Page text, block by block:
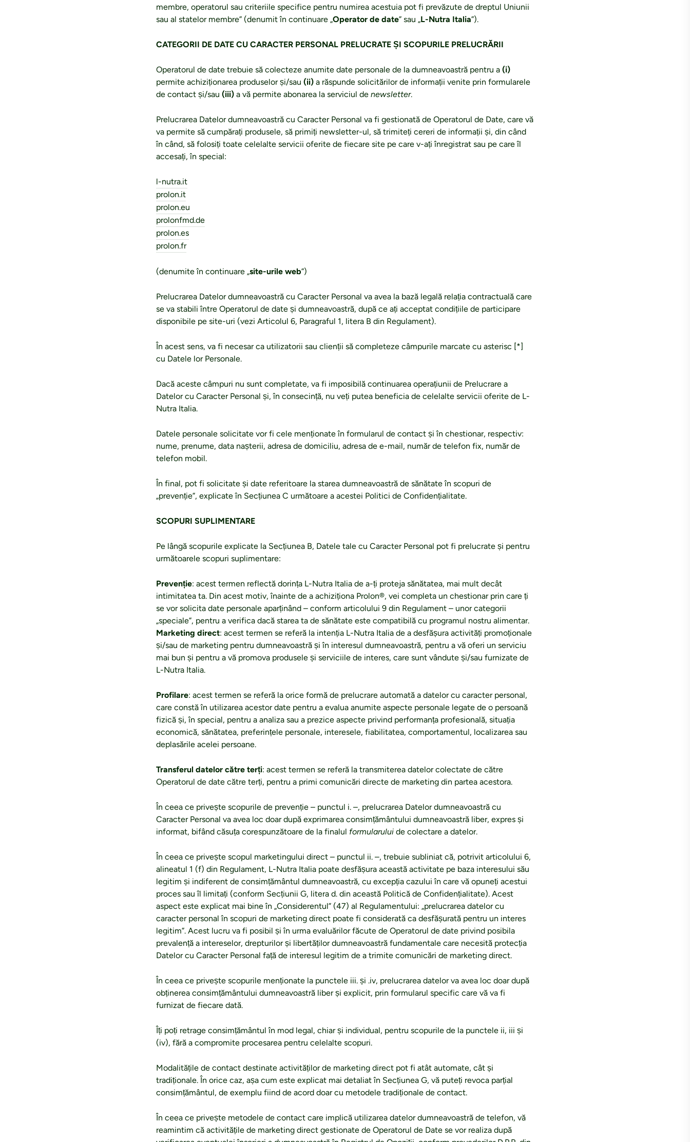
membre, operatorul sau criteriile specifice pentru numirea acestuia pot fi prevăzute de dreptul Uniunii
sau al statelor membre” (denumit în continuare „Operator de date” sau „L-Nutra Italia”).
CATEGORII DE DATE CU CARACTER PERSONAL PRELUCRATE ȘI SCOPURILE PRELUCRĂRII
Operatorul de date trebuie să colecteze anumite date personale de la dumneavoastră pentru a (i)
permite achiziționarea produselor și/sau (ii) a răspunde solicitărilor de informații venite prin formularele
de contact și/sau (iii) a vă permite abonarea la serviciul de newsletter.
Prelucrarea Datelor dumneavoastră cu Caracter Personal va fi gestionată de Operatorul de Date, care vă
va permite să cumpărați produsele, să primiți newsletter-ul, să trimiteți cereri de informații și, din când
în când, să folosiți toate celelalte servicii oferite de fiecare site pe care v-ați înregistrat sau pe care îl
accesați, în special:
l-nutra.it
prolon.it
prolon.eu
prolonfmd.de
prolon.es
prolon.fr
(denumite în continuare „site-urile web”)
Prelucrarea Datelor dumneavoastră cu Caracter Personal va avea la bază legală relația contractuală care
se va stabili între Operatorul de date și dumneavoastră, după ce ați acceptat condițiile de participare
disponibile pe site-uri (vezi Articolul 6, Paragraful 1, litera B din Regulament).
În acest sens, va fi necesar ca utilizatorii sau clienții să completeze câmpurile marcate cu asterisc [*]
cu Datele lor Personale.
Dacă aceste câmpuri nu sunt completate, va fi imposibilă continuarea operațiunii de Prelucrare a
Datelor cu Caracter Personal și, în consecință, nu veți putea beneficia de celelalte servicii oferite de L-
Nutra Italia.
Datele personale solicitate vor fi cele menționate în formularul de contact și în chestionar, respectiv:
nume, prenume, data nașterii, adresa de domiciliu, adresa de e-mail, număr de telefon fix, număr de
telefon mobil.
În final, pot fi solicitate și date referitoare la starea dumneavoastră de sănătate în scopuri de
„prevenție”, explicate în Secțiunea C următoare a acestei Politici de Confidențialitate.
SCOPURI SUPLIMENTARE
Pe lângă scopurile explicate la Secțiunea B, Datele tale cu Caracter Personal pot fi prelucrate și pentru
următoarele scopuri suplimentare:
Prevenție: acest termen reflectă dorința L-Nutra Italia de a-ți proteja sănătatea, mai mult decât
intimitatea ta. Din acest motiv, înainte de a achiziționa Prolon®, vei completa un chestionar prin care ți
se vor solicita date personale aparținând – conform articolului 9 din Regulament – unor categorii
„speciale”, pentru a verifica dacă starea ta de sănătate este compatibilă cu programul nostru alimentar.
Marketing direct: acest termen se referă la intenția L-Nutra Italia de a desfășura activități promoționale
și/sau de marketing pentru dumneavoastră și în interesul dumneavoastră, pentru a vă oferi un serviciu
mai bun și pentru a vă promova produsele și serviciile de interes, care sunt vândute și/sau furnizate de
L-Nutra Italia.
Profilare: acest termen se referă la orice formă de prelucrare automată a datelor cu caracter personal,
care constă în utilizarea acestor date pentru a evalua anumite aspecte personale legate de o persoană
fizică și, în special, pentru a analiza sau a prezice aspecte privind performanța profesională, situația
economică, sănătatea, preferințele personale, interesele, fiabilitatea, comportamentul, localizarea sau
deplasările acelei persoane.
Transferul datelor către terți: acest termen se referă la transmiterea datelor colectate de către
Operatorul de date către terți, pentru a primi comunicări directe de marketing din partea acestora.
În ceea ce privește scopurile de prevenție – punctul i. –, prelucrarea Datelor dumneavoastră cu
Caracter Personal va avea loc doar după exprimarea consimțământului dumneavoastră liber, expres și
informat, bifând căsuța corespunzătoare de la finalul formularului de colectare a datelor.
În ceea ce privește scopul marketingului direct – punctul ii. –, trebuie subliniat că, potrivit articolului 6,
alineatul 1 (f) din Regulament, L-Nutra Italia poate desfășura această activitate pe baza interesului său
legitim și indiferent de consimțământul dumneavoastră, cu excepția cazului în care vă opuneți acestui
proces sau îl limitați (conform Secțiunii G, litera d. din această Politică de Confidențialitate). Acest
aspect este explicat mai bine în „Considerentul” (47) al Regulamentului: „prelucrarea datelor cu
caracter personal în scopuri de marketing direct poate fi considerată ca desfășurată pentru un interes
legitim”. Acest lucru va fi posibil și în urma evaluărilor făcute de Operatorul de date privind posibila
prevalență a intereselor, drepturilor și libertăților dumneavoastră fundamentale care necesită protecția
Datelor cu Caracter Personal față de interesul legitim de a trimite comunicări de marketing direct.
În ceea ce privește scopurile menționate la punctele iii. și .iv, prelucrarea datelor va avea loc doar după
obținerea consimțământului dumneavoastră liber și explicit, prin formularul specific care vă va fi
furnizat de fiecare dată.
Îți poți retrage consimțământul în mod legal, chiar și individual, pentru scopurile de la punctele ii, iii și
(iv), fără a compromite procesarea pentru celelalte scopuri.
Modalitățile de contact destinate activităților de marketing direct pot fi atât automate, cât și
tradiționale. În orice caz, așa cum este explicat mai detaliat în Secțiunea G, vă puteți revoca parțial
consimțământul, de exemplu fiind de acord doar cu metodele tradiționale de contact.
În ceea ce privește metodele de contact care implică utilizarea datelor dumneavoastră de telefon, vă
reamintim că activitățile de marketing direct gestionate de Operatorul de Date se vor realiza după